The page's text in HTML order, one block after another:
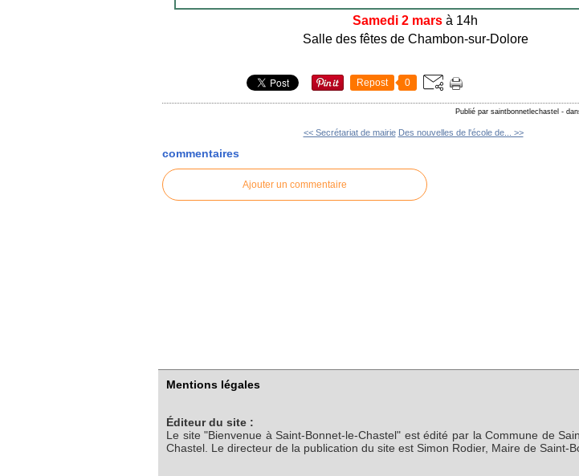
Samedi 2 mars à 14h
Salle des fêtes de Chambon-sur-Dolore
Repost 0
Publié par saintbonnetlechastel -
<< Secrétariat de mairie Des nouvelles de l'école de... >>
commentaires
Ajouter un commentaire
Mentions légales
Éditeur du site :
Le site "Bienvenue à Saint-Bonnet-le-Chastel" est édité par la Commune de
Chastel. Le directeur de la publication du site est Simon Rodier, Maire de Saint-